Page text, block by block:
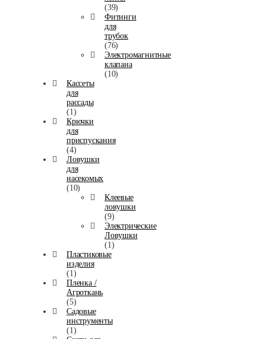
(39)
Фитинги
для
трубок
(76)
Электромагнитные
клапана
(10)
Кассеты
для
рассады
(1)
Крючки
для
приспускания
(4)
Ловушки
для
насекомых
(10)
Клеевые
ловушки
(9)
Электрические
Ловушки
(1)
Пластиковые
изделия
(1)
Пленка /
Агроткань
(5)
Садовые
инструменты
(1)